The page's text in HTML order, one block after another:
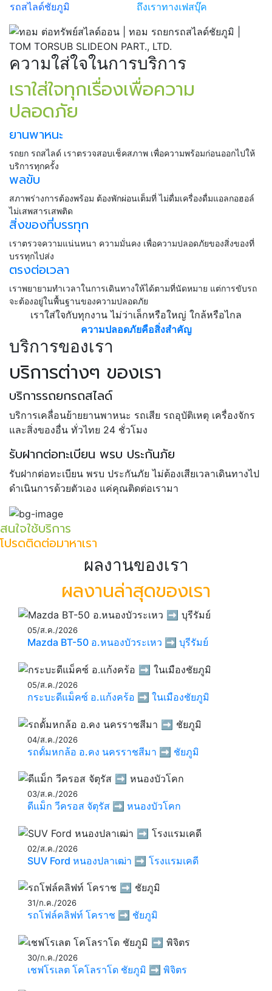
รถสไลด์ชัยภูมิ
ถึงเราทางเฟสบุ๊ค
ความใส่ใจในการบริการ
เราใส่ใจทุกเรื่องเพื่อความ
ปลอดภัย
ยานพาหนะ
รถยก รถสไลด์ เราตรวจสอบเช็คสภาพ เพื่อความพร้อมก่อนออกไปให้
บริการทุกครั้ง
พลขับ
สภาพร่างการต้องพร้อม ต้องพักผ่อนเต็มที่ ไม่ดื่มเครื่องดื่มแอลกอฮอล์
ไม่เสพสารเสพติด
สิ่งของที่บรรทุก
เราตรวจความแน่นหนา ความมั่นคง เพื่อความปลอดภัยของสิ่งของที่
บรรทุกไปส่ง
ตรงต่อเวลา
เราพยายามทำเวลาในการเดินทางให้ได้ตามที่นัดหมาย แต่การขับรถ
จะต้องอยู่ในพื้นฐานของความปลอดภัย
เราใส่ใจกับทุกงาน ไม่ว่าเล็กหรือใหญ่ ใกล้หรือไกล
ความปลอดภัยคือสิ่งสำคัญ
บริการของเรา
บริการต่างๆ ของเรา
บริการรถยกรถสไลด์
บริการเคลื่อนย้ายยานพาหนะ รถเสีย รถอุบัติเหตุ เครื่องจักร
และสิ่งของอื่น ทั่วไทย 24 ชั่วโมง
รับฝากต่อทะเบียน พรบ ประกันภัย
รับฝากต่อทะเบียน พรบ ประกันภัย ไม่ต้องเสียเวลาเดินทางไป
ดำเนินการด้วยตัวเอง แค่คุณติดต่อเรามา
สนใจใช้บริการ
โปรดติดต่อมาหาเรา
ผลงานของเรา
ผลงานล่าสุดของเรา
05/ส.ค./2026
Mazda BT-50 อ.หนองบัวระเหว ➡️ บุรีรัมย์
05/ส.ค./2026
กระบะดีแม็คซ์ อ.แก้งคร้อ ➡️ ในเมืองชัยภูมิ
04/ส.ค./2026
รถดั้มหกล้อ อ.คง นครราชสีมา ➡️ ชัยภูมิ
03/ส.ค./2026
ดีแม็ก วีครอส จัตุรัส ➡️ หนองบัวโคก
02/ส.ค./2026
SUV Ford หนองปลาเฒ่า ➡️ โรงแรมเคดี
31/ก.ค./2026
รถโฟล์คลิฟท์ โคราช ➡️ ชัยภูมิ
30/ก.ค./2026
เชฟโรเลต โคโลราโด ชัยภูมิ ➡️ พิจิตร